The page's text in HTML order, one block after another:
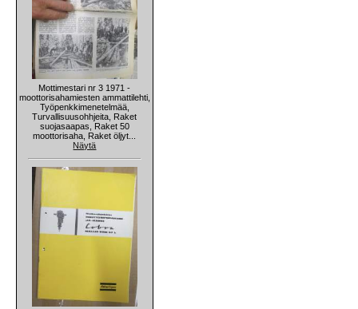
Mottimestari nr 3 1971 -
moottorisahamiesten ammattilehti,
Työpenkkimenetelmää,
Turvallisuusohhjeita, Raket
suojasaapas, Raket 50
moottorisaha, Raket öljyt...
Näytä